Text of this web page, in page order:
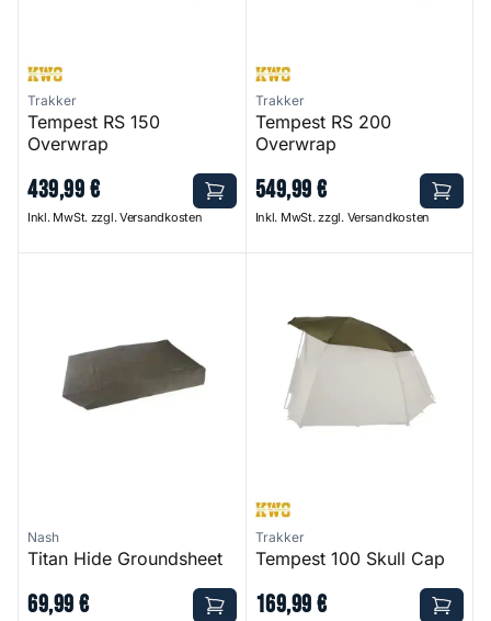
Trakker
Tempest RS 150
Overwrap
439,99€
Inkl. MwSt. zzgl. Versandkosten
Trakker
Tempest RS 200
Overwrap
549,99€
Inkl. MwSt. zzgl. Versandkosten
Nash
Titan Hide Groundsheet
69,99€
Trakker
Tempest 100 Skull Cap
169,99€